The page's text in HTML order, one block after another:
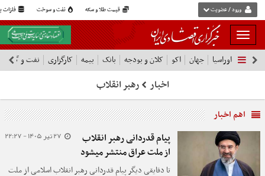
قیمت طلا و سکه نفت و سوخت فلزات ورود / عضویت
بار
و
بسته
نمودن
اوراسیا جهان اکو کلان و بودجه بانک بیمه کارگزاری نفت و گاز
اخبار رهبر انقلاب
اهم اخبار
27 تیر 1405 - 22:27
پیام قدردانی رهبر انقلاب
از ملت عراق منتشر میشود
تا دقایقی دیگر پیام قدردانی رهبر انقلاب اسلامی از ملت